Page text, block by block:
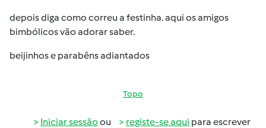
depois diga como correu a festinha. aqui os amigos
bimbólicos vão adorar saber.
beijinhos e parabêns adiantados
Topo
Iniciar sessão ou registe-se aqui para escrever